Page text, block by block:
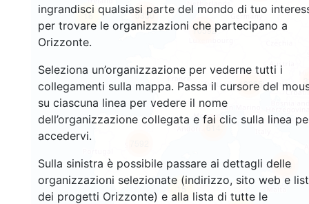
ingrandisci qualsiasi parte del mondo di tuo
per trovare le organizzazioni che partecipano a
Orizzonte.
Seleziona un’organizzazione per vederne tutti i
collegamenti sulla mappa. Passa il cursore del
su ciascuna linea per vedere il nome
dell’organizzazione collegata e fai clic sulla linea
accedervi.
Sulla sinistra è possibile passare ai dettagli delle
organizzazioni selezionate (indirizzo, sito web e
dei progetti Orizzonte) e alla lista di tutte le
508
16
15
614
12265
5330
10592